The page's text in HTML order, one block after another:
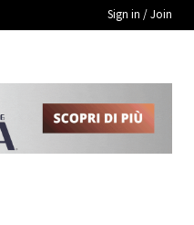
Sign in / Join